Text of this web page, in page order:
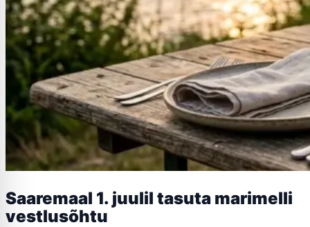
Saaremaal 1. juulil tasuta marimelli
vestlusõhtu